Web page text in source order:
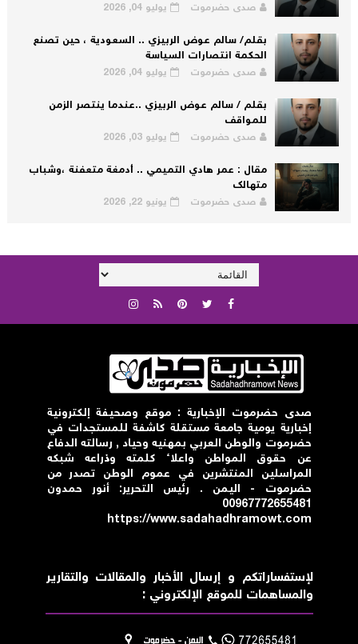
صدى حضرموت يوليو 04, 2026
بقلم/ سالم عوض الربيزي .. السعودية ، حين تصنع
الحكمة انتصارات السياسة
صدى حضرموت يوليو 04, 2026
بقلم / سالم عوض الربيزي ..عندما ينتصر الزمن
للمواقف
صدى حضرموت يوليو 03, 2026
مقال : عمر هادي التميمي .. أدمغة متعفنة ،وشباب
متهالك
صدى حضرموت يونيو 22, 2026
صدى حضرموت الإخبارية : موقع وصحيفة إلكترونية
إخبارية يومية جامعة مستقلة كاشفة للمستجدات في
حضرموت والوطن العربي بمهنيه وحياد , رسالته الدفاع
عن حقوق المواطن واعلاء كلمته وذراعه شبكه
المراسلين المنتشرين في عموم الوطن تصدر من
حضرموت - اليمن . رئيس التحرير: أنور حمدون
00967772655481
https://www.sadahadhramowt.com
لإستفساراتكم و إرسال الأخبار والمقالات والتقارير
والمساهمات للموقع الإلكتروني :